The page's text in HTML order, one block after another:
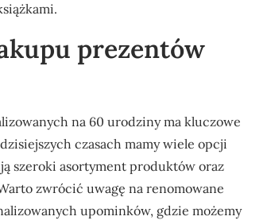
prezentów
na 60 urodziny ma kluczowe
czasach mamy wiele opcji
szeroki asortyment produktów oraz
zwrócić uwagę na renomowane
upominków, gdzie możemy